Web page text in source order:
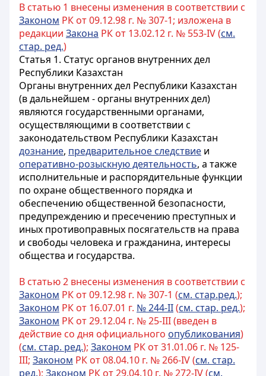
В статью 1 внесены изменения в соответствии с
Законом РК от 09.12.98 г. № 307-1; изложена в
редакции Закона РК от 13.02.12 г. № 553-IV (см.
стар. ред.)
Статья 1. Статус органов внутренних дел
Республики Казахстан
Органы внутренних дел Республики Казахстан
(в дальнейшем - органы внутренних дел)
являются государственными органами,
осуществляющими в соответствии с
законодательством Республики Казахстан
дознание, предварительное следствие и
оперативно-розыскную деятельность, а также
исполнительные и распорядительные функции
по охране общественного порядка и
обеспечению общественной безопасности,
предупреждению и пресечению преступных и
иных противоправных посягательств на права
и свободы человека и гражданина, интересы
общества и государства.
В статью 2 внесены изменения в соответствии с
Законом РК от 09.12.98 г. № 307-1 (см. стар.ред.);
Законом РК от 16.07.01 г. № 244-II(см. стар. ред.);
Законом РК от 29.12.04 г. № 25-III (введен в
действие со дня официального опубликования)
(см. стар. ред.); Законом РК от 31.01.06 г. № 125-
III; Законом РК от 08.04.10 г. № 266-IV (см. стар.
ред.); Законом РК от 29.04.10 г. № 272-IV (см.